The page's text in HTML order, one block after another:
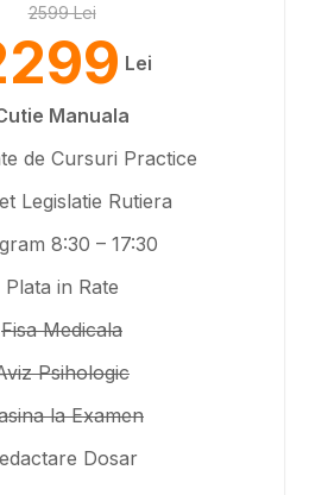
2599 Lei
Lei
Manuala
de Cursuri Practice
Legislatie Rutiera
8:30 – 17:30
Plata in Rate
Fisa Medicala
Psihologic
la Examen
Dosar